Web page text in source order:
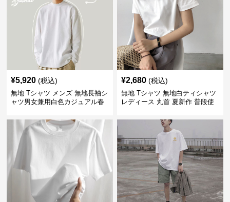
¥5,920 (税込)
無地 Tシャツ メンズ 無地長袖シ
ャツ男女兼用白色カジュアル春
¥2,680 (税込)
無地 Tシャツ 無地白ティシャツ
レディース 丸首 夏新作 普段使